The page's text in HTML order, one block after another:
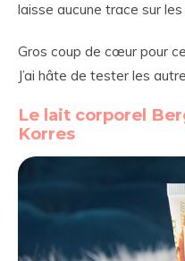
laisse aucune trace sur
Gros coup de cœur pour
J’ai hâte de tester les
Le lait corporel
Korres